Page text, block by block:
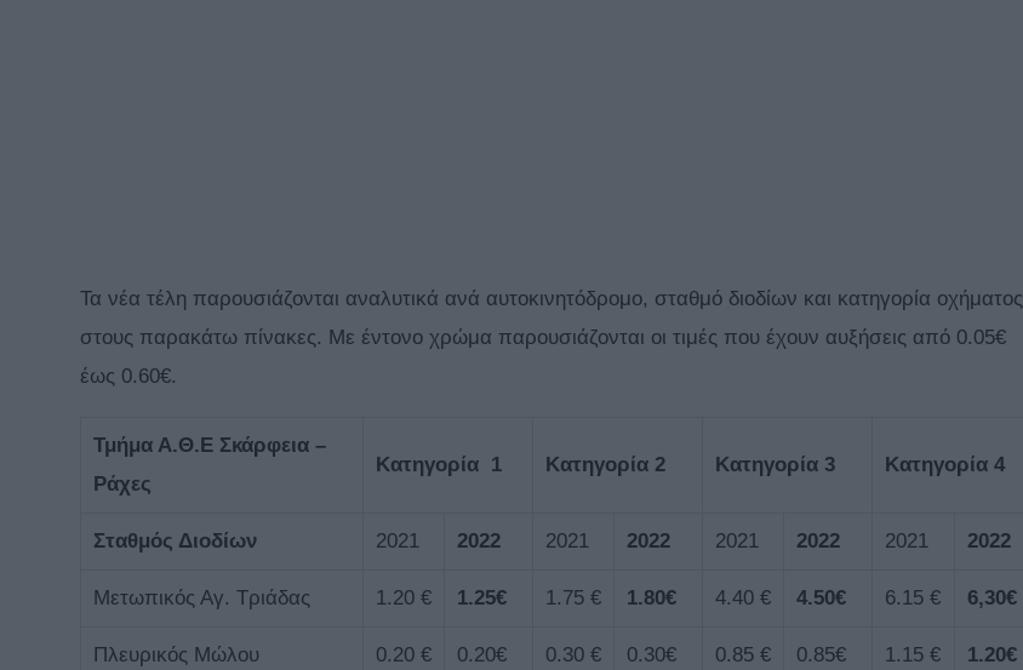
Τα νέα τέλη παρουσιάζονται αναλυτικά ανά αυτοκινητόδρομο, σταθμό διοδίων και κατηγορία οχήματος
στους παρακάτω πίνακες. Με έντονο χρώμα παρουσιάζονται οι τιμές που έχουν αυξήσεις από 0.05€
έως 0.60€.
Τμήμα Α.Θ.Ε Σκάρφεια –
Ράχες
Κατηγορία 1 Κατηγορία 2 Κατηγορία 3 Κατηγορία 4
Σταθμός Διοδίων 2021 2022 2021 2022 2021 2022 2021 2022
Μετωπικός Αγ. Τριάδας 1.20 € 1.25€ 1.75 € 1.80€ 4.40 € 4.50€ 6.15 € 6,30€
Πλευρικός Μώλου 0.20 € 0.20€ 0.30 € 0.30€ 0.85 € 0.85€ 1.15 € 1.20€